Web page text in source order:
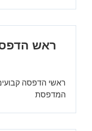
ראשי הדפסה
המדפסת